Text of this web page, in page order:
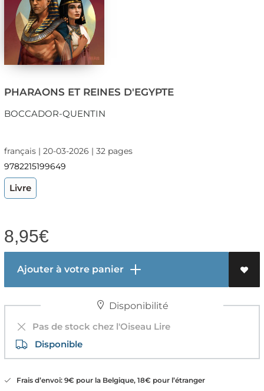
PHARAONS ET REINES D'EGYPTE
BOCCADOR-QUENTIN
français | 20-03-2026 | 32 pages
9782215199649
Livre
8,95€
Ajouter à votre panier
Disponibilité
Pas de stock chez l'Oiseau Lire
Disponible
Frais d’envoi: 9€ pour la Belgique, 18€ pour l’étranger